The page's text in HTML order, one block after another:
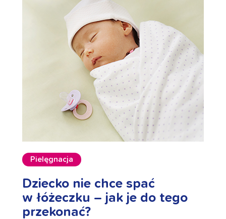
Pielęgnacja
Dziecko nie chce spać
w łóżeczku – jak je do tego
przekonać?